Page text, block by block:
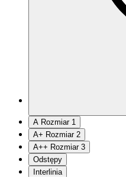
A Rozmiar 1
A+ Rozmiar 2
A++ Rozmiar 3
Odstępy
Interlinia